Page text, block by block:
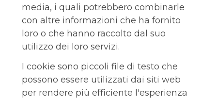
media, i quali potrebbero combinarle
con altre informazioni che ha fornito
loro o che hanno raccolto dal suo
utilizzo dei loro servizi.
I cookie sono piccoli file di testo che
possono essere utilizzati dai siti web
per rendere più efficiente l'esperienza